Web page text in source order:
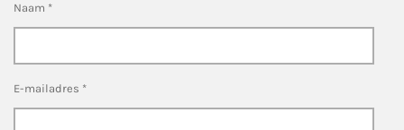
Naam *
E-mailadres *